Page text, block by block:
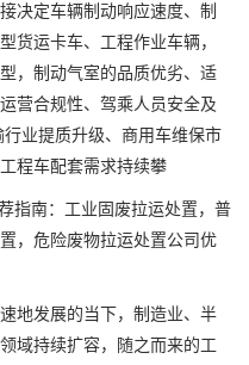
决定车辆制动响应速度、制
货运卡车、工程作业车辆，
，制动气室的品质优劣、适
营合规性、驾乘人员安全及
业提质升级、商用车维保市
程车配套需求持续攀
南：工业固废拉运处置，普
，危险废物拉运处置公司优
发展的当下，制造业、半
域持续扩容，随之而来的工